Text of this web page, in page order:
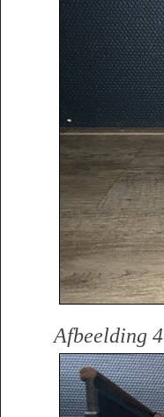
Afbeelding 4